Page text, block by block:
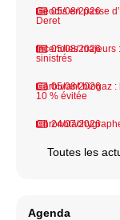
05/08/2026
Geodis en passe
Deret
05/08/2026
Incendies majeurs
sinistrés
05/08/2026
Carburant biogaz
10 % évitée
24/07/2026
Toutes les
Agenda